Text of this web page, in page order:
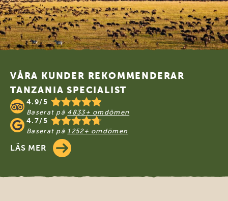
Footer
VÅRA KUNDER REKOMMENDERAR
TANZANIA SPECIALIST
4.9/5
Baserat på 4833+ omdömen
4.7/5
Baserat på 1252+ omdömen
LÄS MER